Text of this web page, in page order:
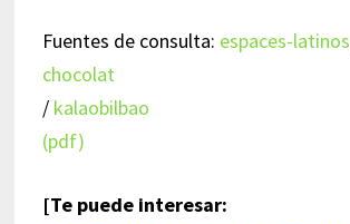
Fuentes de consulta: espaces-latinos
chocolat
/ kalaobilbao
(pdf)
[Te puede interesar: